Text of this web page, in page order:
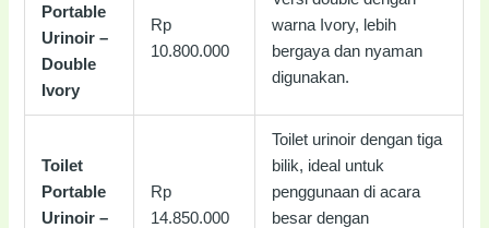
Portable
Urinoir –
Double
Ivory
Rp
10.800.000
warna Ivory, lebih
bergaya dan nyaman
digunakan.
Toilet
Portable
Urinoir –
Rp
14.850.000
Toilet urinoir dengan tiga
bilik, ideal untuk
penggunaan di acara
besar dengan